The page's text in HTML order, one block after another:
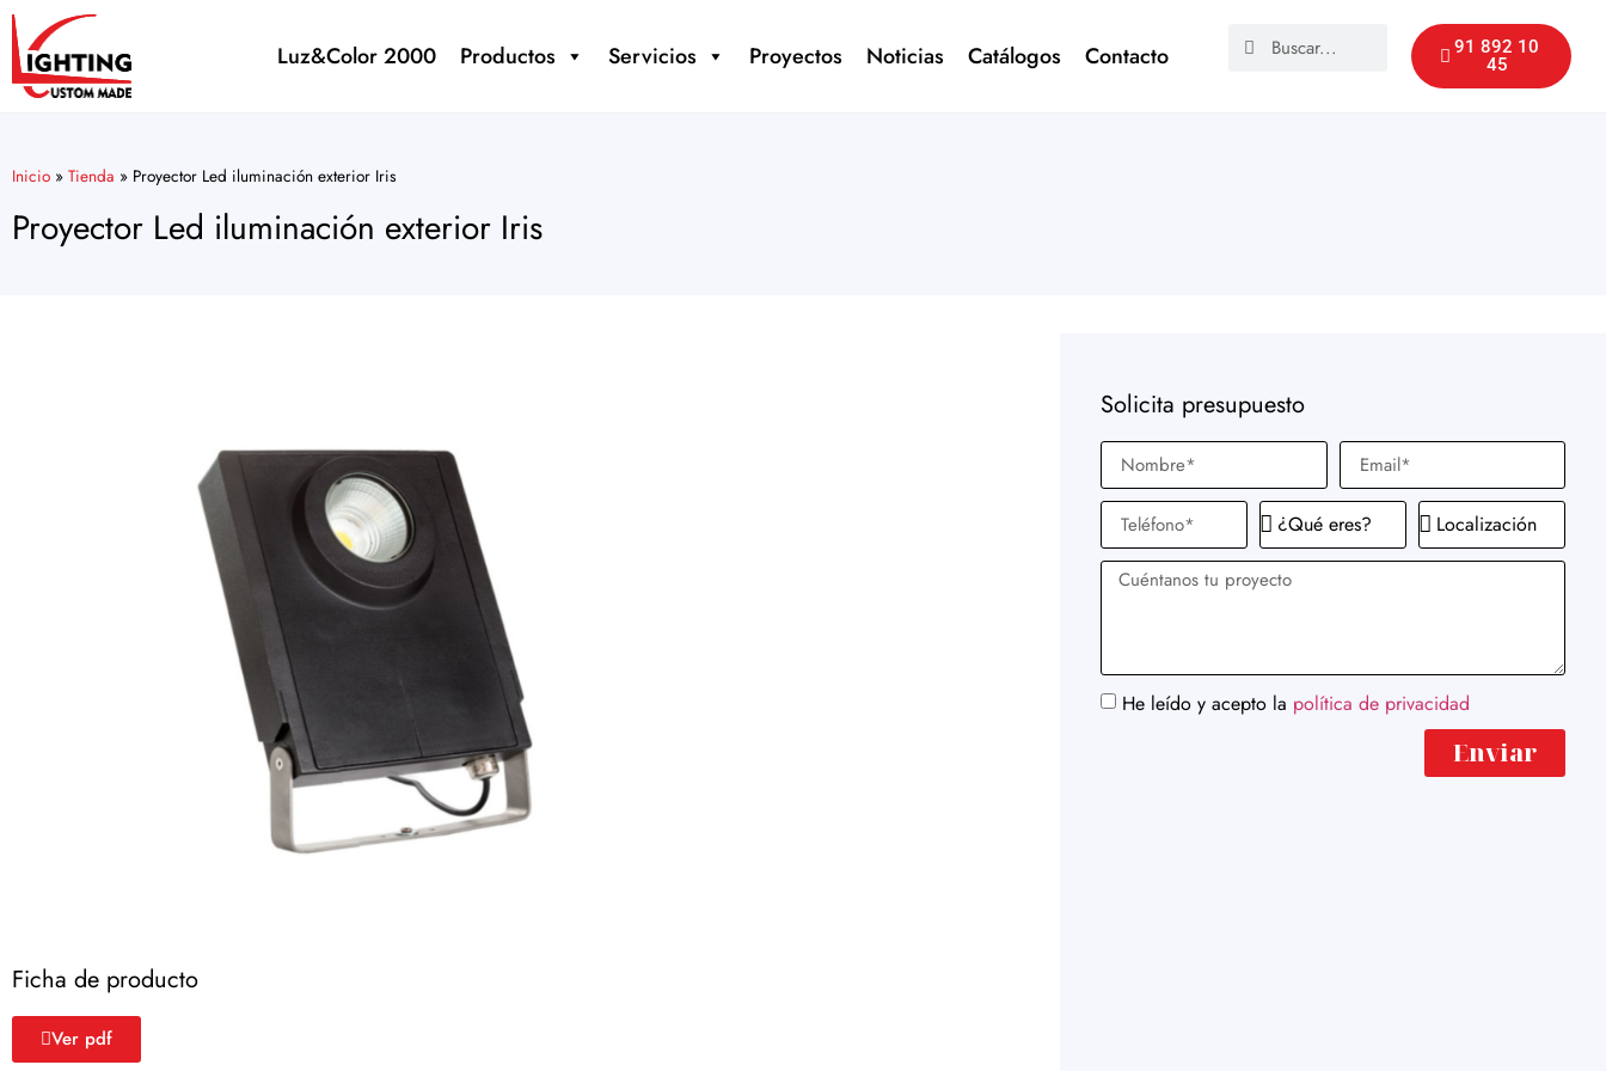
Luz&Color 2000 Productos Servicios Proyectos Noticias Catálogos Contacto
91 892 10
45
Inicio » Tienda » Proyector Led iluminación exterior Iris
Proyector Led iluminación exterior Iris
Ficha de producto
Ver pdf
Solicita presupuesto
He leído y acepto la política de privacidad
Enviar